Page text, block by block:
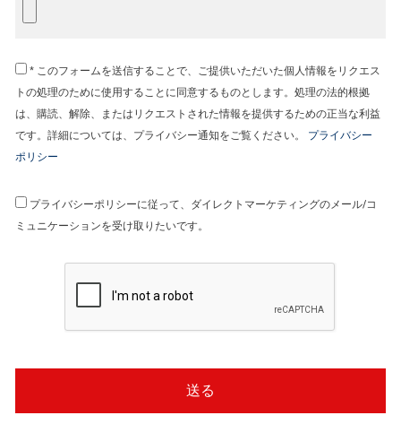
* このフォームを送信することで、ご提供いただいた個人情報をリクエス
トの処理のために使用することに同意するものとします。処理の法的根拠
は、購読、解除、またはリクエストされた情報を提供するための正当な利益
です。詳細については、プライバシー通知をご覧ください。 プライバシー
ポリシー
プライバシーポリシーに従って、ダイレクトマーケティングのメール/コ
ミュニケーションを受け取りたいです。